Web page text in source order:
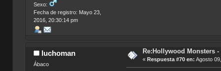
Sexo:
Fecha de registro: Mayo 23,
2016, 20:30:14 pm
luchoman
Ábaco
Re:Hollywood Monsters
« Respuesta #70 en: Agosto